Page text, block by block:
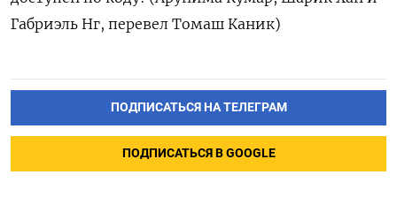
Габриэль Нг, перевел Томаш Каник)
ПОДПИСАТЬСЯ НА ТЕЛЕГРАМ
ПОДПИСАТЬСЯ В GOOGLE